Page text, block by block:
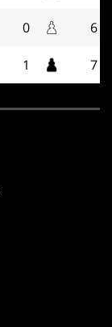
6
0
7
1